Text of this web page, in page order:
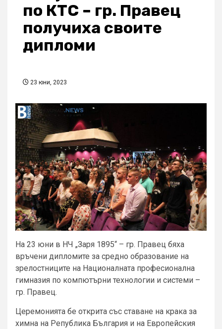
по КТС – гр. Правец
получиха своите
дипломи
23 юни, 2023
На 23 юни в НЧ „Заря 1895“ – гр. Правец бяха
връчени дипломите за средно образование на
зрелостниците на Националната професионална
гимназия по компютърни технологии и системи –
гр. Правец.
Церемонията бе открита със ставане на крака за
химна на Република България и на Европейския